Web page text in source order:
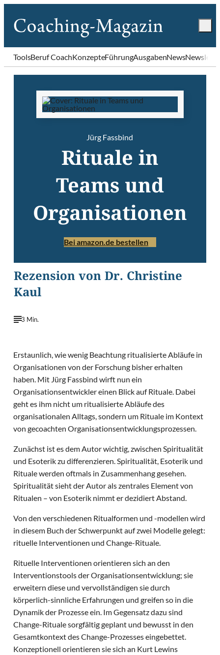
ToolsBeruf CoachKonzepteFührungAusgabenNews
Jürg Fassbind
Rituale in
Teams und
Organisationen
Bei amazon.de bestellen
Rezension von Dr. Christine
Kaul
3 Min.
Erstaunlich, wie wenig Beachtung ritualisierte Abläufe in
Organisationen von der Forschung bisher erhalten
haben. Mit Jürg Fassbind wirft nun ein
Organisationsentwickler einen Blick auf Rituale. Dabei
geht es ihm nicht um ritualisierte Abläufe des
organisationalen Alltags, sondern um Rituale im Kontext
von gecoachten Organisationsentwicklungsprozessen.
Zunächst ist es dem Autor wichtig, zwischen Spiritualität
und Esoterik zu differenzieren. Spiritualität, Esoterik und
Rituale werden oftmals in Zusammenhang gesehen.
Spiritualität sieht der Autor als zentrales Element von
Ritualen – von Esoterik nimmt er dezidiert Abstand.
Von den verschiedenen Ritualformen und -modellen wird
in diesem Buch der Schwerpunkt auf zwei Modelle gelegt:
rituelle Interventionen und Change-Rituale.
Rituelle Interventionen orientieren sich an den
Interventionstools der Organisationsentwicklung; sie
erweitern diese und vervollständigen sie durch
körperlich-sinnliche Erfahrungen und greifen so in die
Dynamik der Prozesse ein. Im Gegensatz dazu sind
Change-Rituale sorgfältig geplant und bewusst in den
Gesamtkontext des Change-Prozesses eingebettet.
Konzeptionell orientieren sie sich an Kurt Lewins